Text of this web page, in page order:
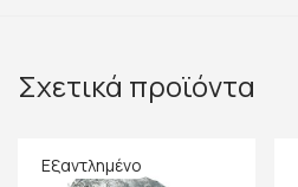
Σχετικά προϊόντα